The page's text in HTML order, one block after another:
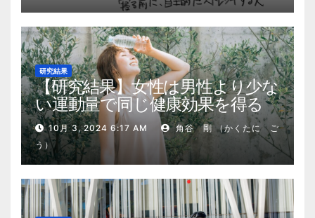
研究結果
【研究結果】女性は男性より少な
い運動量で同じ健康効果を得る
10月 3, 2024 6:17 AM
角谷 剛 （かくたに ご
う）